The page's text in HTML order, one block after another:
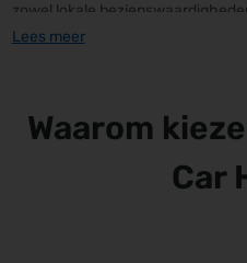
zowel lokale
bijvoorbeeld in slechts 30
Lees meer
Waarom
Car